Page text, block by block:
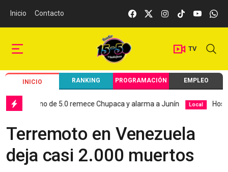
Inicio Contacto
TV
INICIO RANKING PROGRAMACIÓN EMPLEO
Sismo de 5.0 remece Chupaca y alarma a Junín Local Hospital
Terremoto en Venezuela
deja casi 2.000 muertos